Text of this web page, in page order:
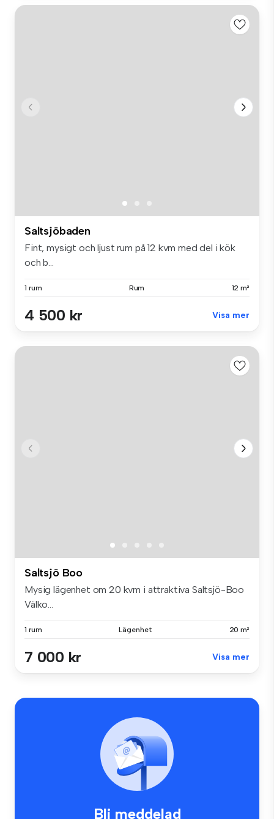
Saltsjöbaden
Fint, mysigt och ljust rum på 12 kvm med del i kök
och b...
1 rum Rum 12 m²
4 500 kr Visa mer
Saltsjö Boo
Mysig lägenhet om 20 kvm i attraktiva Saltsjö-Boo
Välko...
1 rum Lägenhet 20 m²
7 000 kr Visa mer
Bli meddelad